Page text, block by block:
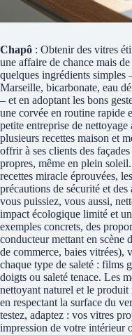
Chapô : Obtenir des vitres
une affaire de chance mais
quelques ingrédients simples
Marseille, bicarbonate, eau
– et en adoptant les bons
une corvée en routine rapide
petite entreprise de
plusieurs recettes maison et
offrir à ses clients des
propres, même en plein
recettes miracle éprouvées,
précautions de sécurité et
vous puissiez, vous aussi,
impact écologique limité et
exemples concrets, des
conducteur mettant en scène
de commerce, baies vitrées),
chaque type de saleté : films
doigts ou saleté tenace. Les
nettoyant naturel et le
en respectant la surface du
testez, adaptez : vos vitres
impression de votre intérieur